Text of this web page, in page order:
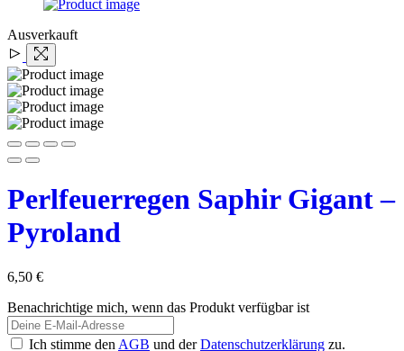
Ausverkauft
Perlfeuerregen Saphir Gigant –
Pyroland
6,50 €
Benachrichtige mich, wenn das Produkt verfügbar ist
Ich stimme den AGB und derDatenschutzerklärung zu.